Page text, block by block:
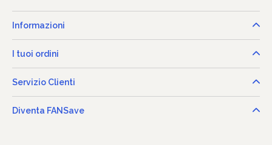
Informazioni
I tuoi ordini
Servizio Clienti
Diventa FANSave